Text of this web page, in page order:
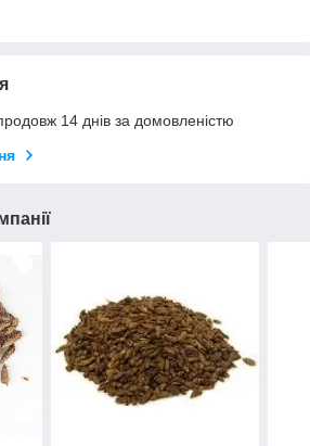
14 днів за домовленістю